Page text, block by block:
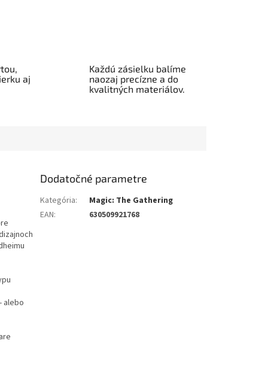
aj
Každú zásielku balíme
naozaj precízne a do
kvalitných materiálov.
alebo
Dodatočné parametre
Kategória:
Magic: The Gathering
EAN: 630509921768